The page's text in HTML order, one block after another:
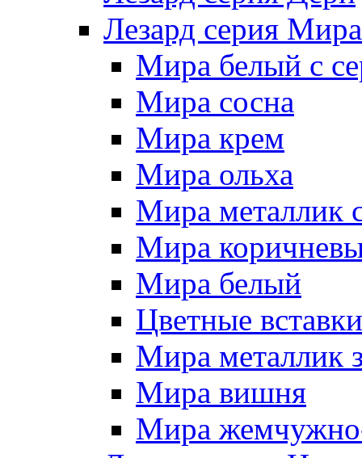
Лезард серия Мира
Мира белый c
Мира сосна
Мира крем
Мира ольха
Мира металлик
Мира
Мира белый
Цветные вставки
Мира металлик
Мира вишня
Мира